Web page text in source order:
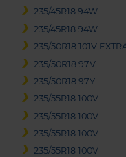
235/45R18 94W
235/45R18 94W
235/50R18 101V
235/50R18 97V
235/50R18 97Y
235/55R18 100V
235/55R18 100V
235/55R18 100V
235/55R18 100V